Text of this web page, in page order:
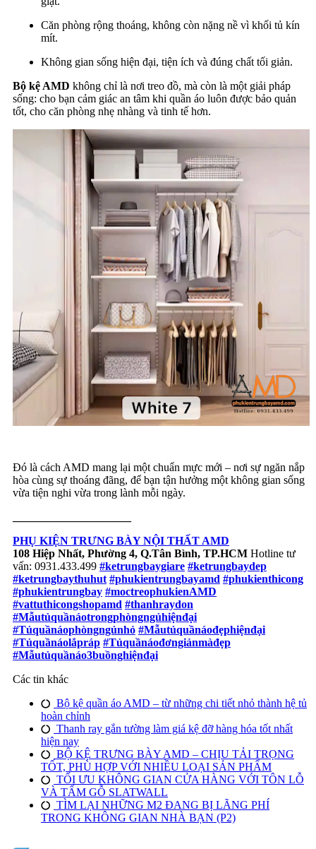
Căn phòng rộng thoáng, không còn nặng nề vì khối tủ kín
mít.
Không gian sống hiện đại, tiện ích và đúng chất tối giản.
Bộ kệ AMD không chỉ là nơi treo đồ, mà còn là một giải pháp
sống: cho bạn cảm giác an tâm khi quần áo luôn được bảo quản
tốt, cho căn phòng nhẹ nhàng và tinh tế hơn.
Đó là cách AMD mang lại một chuẩn mực mới – nơi sự ngăn nắp
hòa cùng sự thoáng đãng, để bạn tận hưởng một không gian sống
vừa tiện nghi vừa trong lành mỗi ngày.
PHỤ KIỆN TRƯNG BÀY NỘI THẤT AMD
108 Hiệp Nhất, Phường 4, Q.Tân Bình, TP.HCM Hotline tư
vấn: 0931.433.499 #ketrungbaygiare #ketrungbaydep
#ketrungbaythuhut #phukientrungbayamd #phukienthicong
#phukientrungbay #moctreophukienAMD
#vattuthicongshopamd #thanhraydon
#Mẫutủquầnáotrongphòngngủhiệnđại
#Tủquầnáophòngngủnhỏ #Mẫutủquầnáođẹphiệnđại
#Tủquầnáolắpráp #Tủquầnáođơngiảnmàđẹp
#Mẫutủquầnáo3buồnghiệnđại
Các tin khác
Bộ kệ quần áo AMD – từ những chi tiết nhỏ thành hệ tủ
hoàn chỉnh
Thanh ray gắn tường làm giá kệ đỡ hàng hóa tốt nhất
hiện nay
BỘ KỆ TRƯNG BÀY AMD – CHỊU TẢI TRỌNG
TỐT, PHÙ HỢP VỚI NHIỀU LOẠI SẢN PHẨM
TỐI ƯU KHÔNG GIAN CỬA HÀNG VỚI TÔN LỖ
VÀ TẤM GỖ SLATWALL
TÌM LẠI NHỮNG M2 ĐANG BỊ LÃNG PHÍ
TRONG KHÔNG GIAN NHÀ BẠN (P2)